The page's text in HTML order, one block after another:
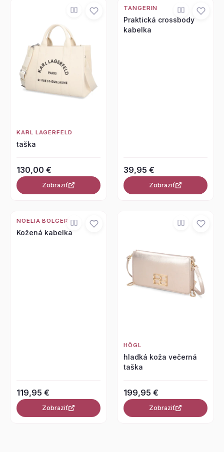
KARL LAGERFELD
taška
130,00 €
Zobraziť
TANGERIN
Praktická crossbody
kabelka
39,95 €
Zobraziť
NOELIA BOLGER
Kožená kabelka
119,95 €
Zobraziť
HÖGL
hladká koža večerná
taška
199,95 €
Zobraziť